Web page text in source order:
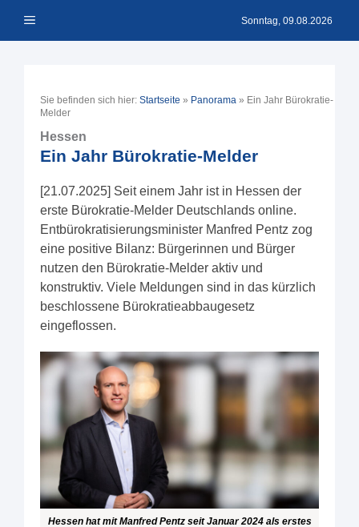
Inhalt Menü Sonntag, 09.08.2026
Sie befinden sich hier: Startseite » Panorama » Ein Jahr Bürokratie-
Melder
Hessen
Ein Jahr Bürokratie-Melder
[21.07.2025] Seit einem Jahr ist in Hessen der
erste Bürokratie-Melder Deutschlands online.
Entbürokratisierungsminister Manfred Pentz zog
eine positive Bilanz: Bürgerinnen und Bürger
nutzen den Bürokratie-Melder aktiv und
konstruktiv. Viele Meldungen sind in das kürzlich
beschlossene Bürokratieabbaugesetz
eingeflossen.
Hessen hat mit Manfred Pentz seit Januar 2024 als erstes